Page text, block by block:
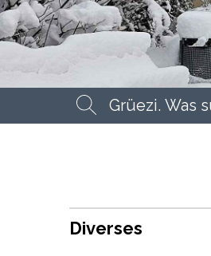
Suchbegriff
Diverses